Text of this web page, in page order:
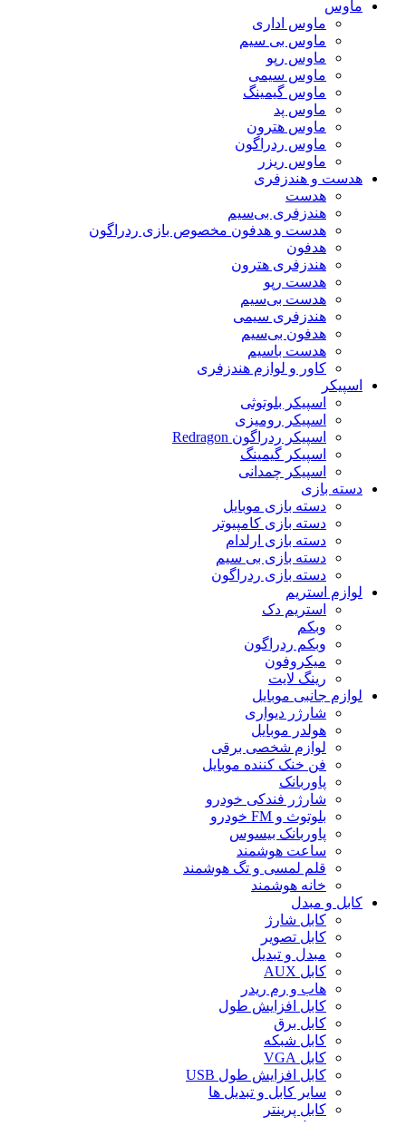
ماوس
ماوس اداری
ماوس بی سیم
ماوس رپو
ماوس سیمی
ماوس گیمینگ
ماوس پد
ماوس هترون
ماوس ردراگون
ماوس ریزر
هدست و هندزفری
هدست
هندزفری بی‌سیم
هدست و هدفون مخصوص بازی ردراگون
هدفون
هندزفری هترون
هدست رپو
هدست بی‌سیم
هندزفری سیمی
هدفون بی‌سیم
هدست باسیم
کاور و لوازم هندزفری
اسپیکر
اسپیکر بلوتوثی
اسپیکر رومیزی
اسپیکر ردراگون Redragon
اسپیکر گیمینگ
اسپیکر چمدانی
دسته بازی
دسته بازی موبایل
دسته بازی کامپیوتر
دسته بازی ارلدام
دسته بازی بی سیم
دسته بازی ردراگون
لوازم استریم
استریم دک
وبکم
وبکم ردراگون
میکروفون
رینگ لایت
لوازم جانبی موبایل
شارژر دیواری
هولدر موبایل
لوازم شخصی برقی
فن خنک کننده موبایل
پاوربانک
شارژر فندکی خودرو
بلوتوث و FM خودرو
پاوربانک بیسوس
ساعت هوشمند
قلم لمسی و تگ هوشمند
خانه هوشمند
کابل و مبدل
کابل شارژ
کابل تصویر
مبدل و تبدیل
کابل AUX
هاب و رم ریدر
کابل افزایش طول
کابل برق
کابل شبکه
کابل VGA
کابل افزایش طول USB
سایر کابل و تبدیل ها
کابل پرینتر
تبدیل تصویر